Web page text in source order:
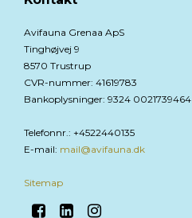
Avifauna Grenaa ApS
Tinghøjvej 9
8570 Trustrup
CVR-nummer: 41619783
Bankoplysninger: 9324 0021739464
Telefonnr.: +4522440135
E-mail: mail@avifauna.dk
Sitemap